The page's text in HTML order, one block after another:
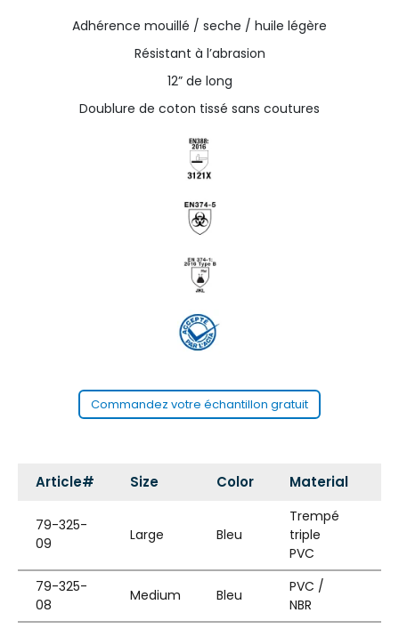
Adhérence mouillé / seche / huile légère
Résistant à l’abrasion
12” de long
Doublure de coton tissé sans coutures
Commandez votre échantillon gratuit
Article# Size Color Material
79-325-
09
Large Bleu
Trempé
triple
PVC
79-325-
08
Medium Bleu
PVC /
NBR